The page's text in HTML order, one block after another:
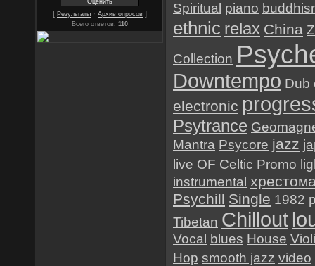
[ Результаты · Архив опросов ]
Всего ответов: 110
Spiritual piano
ethnic relax China
Collection
Downtempo Dub
electronic
Psytrance
Mantra Psycore jazz
live OF Celtic Promo
instrumental
Psychill Single 1982
Tibetan Chillout
Vocal blues House
Hop smooth jazz video